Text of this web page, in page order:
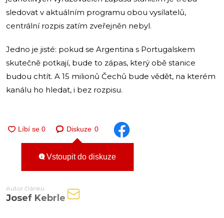
sledovat v aktuálním programu obou vysílatelů,
centrální rozpis zatím zveřejněn nebyl.
Jedno je jisté: pokud se Argentina s Portugalskem
skutečně potkají, bude to zápas, který obě stanice
budou chtít. A 15 milionů Čechů bude vědět, na kterém
kanálu ho hledat, i bez rozpisu.
Diskuze 0
Vstoupit do diskuze
Autor článku
Josef Kebrle